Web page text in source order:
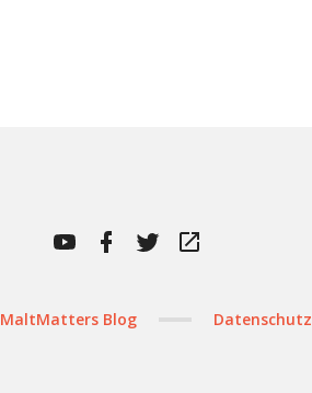
MaltMatters
YouTube
MaltMatters
Facebook
MaltMatters
WhiskyBase
MaltMatters Blog Datenschutz